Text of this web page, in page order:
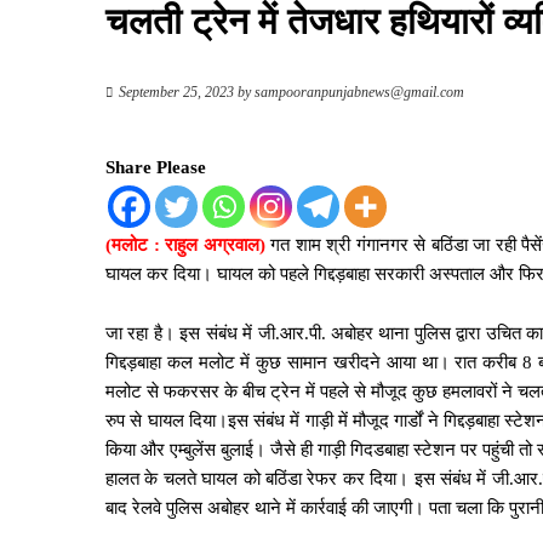
चलती ट्रेन में तेजधार हथियारों
September 25, 2023 bysampooranpunjabnews@gmail.com
Share Please
(मलोट : राहुल अग्रवाल)गत शाम श्री गंगानगर से बठिंडा जा रही
घायल कर दिया। घायल को पहले गिद्दड़बाहा सरकारी अस्पताल और
जा रहा है। इस संबंध में जी.आर.पी. अबोहर थाना पुलिस द्वारा उचित
गिद्दड़बाहा कल मलोट में कुछ सामान खरीदने आया था। रात करीब
मलोट से फकरसर के बीच ट्रेन में पहले से मौजूद कुछ हमलावरों ने
रुप से घायल दिया।इस संबंध में गाड़ी में मौजूद गार्डों ने गिद्दड़बाहा
किया और एम्बुलेंस बुलाई। जैसे ही गाड़ी गिदडबाहा स्टेशन पर पहुंची
हालत के चलते घायल को बठिंडा रेफर कर दिया। इस संबंध में
बाद रेलवे पुलिस अबोहर थाने में कार्रवाई की जाएगी। पता चला कि